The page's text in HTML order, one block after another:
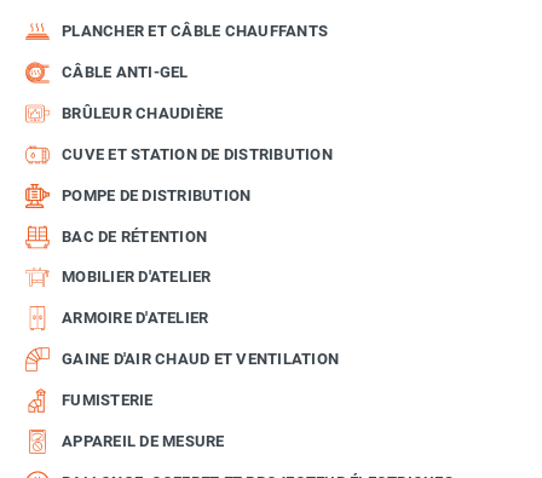
PLANCHER ET CÂBLE CHAUFFANTS
CÂBLE ANTI-GEL
BRÛLEUR CHAUDIÈRE
CUVE ET STATION DE DISTRIBUTION
POMPE DE DISTRIBUTION
BAC DE RÉTENTION
MOBILIER D'ATELIER
ARMOIRE D'ATELIER
GAINE D'AIR CHAUD ET VENTILATION
FUMISTERIE
APPAREIL DE MESURE